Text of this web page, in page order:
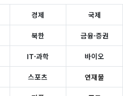
경제 국제
북한 금융·증권
IT·과학 바이오
스포츠 연재물